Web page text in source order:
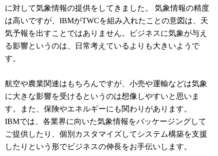
に対して気象情報の提供をしてきました。 気象情報の精度
は高いですが、IBMがTWCを組み入れたことの意図は、天
気予報を出すことではありません。ビジネスに気象が与え
る影響というのは、日常考えているよりも大きいようで
す。
航空や農業関連はもちろんですが、小売や運輸などは気象
に大きな影響を受けるというのは想像しやすいと思いま
す。また、保険やエネルギーにも関わりがあります。
IBMでは、各業界に向いた気象情報をパッケージングして
ご提供したり、個別カスタマイズしてシステム構築を支援
したりという形でビジネスの伸長をお手伝いします。